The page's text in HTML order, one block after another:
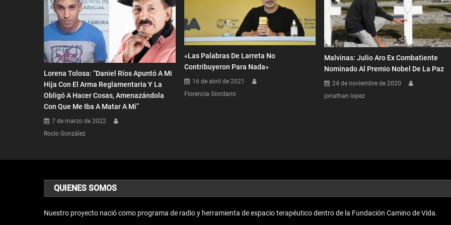
Lorena Tolosa: “Daniel Ríos Apuntó A Mi
Hija Con El Arma Reglamentaria Y La
Obligó A Hacer Cosas, Amenazándola
Con Que Me Iba A Matar A Mí”
7 de marzo de 2022
Rocío González
«Las Palabras De Larreta No
Contribuyeron Para Nada»
16 de abril de 2021
Florencia Giordano
Malvinas: Julio Aro Ex Combatiente
Nominado Al Premio Nobel De La Paz
24 de noviembre de 2020
jonathan lopez
QUIENES SOMOS
Nuestro proyecto nació como programa de radio y herramienta de espacio terapéutico dentro de la Fundación Camino de Vida.